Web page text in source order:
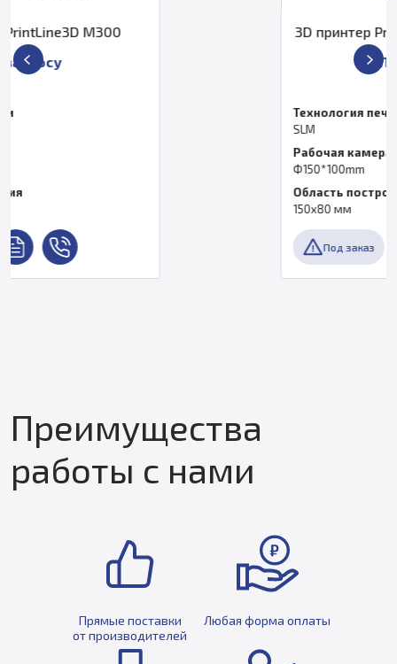
3D принтер PrintLine3D M150T
Преимущества
работы с нами
Прямые поставки
от производителей
Любая форма оплаты